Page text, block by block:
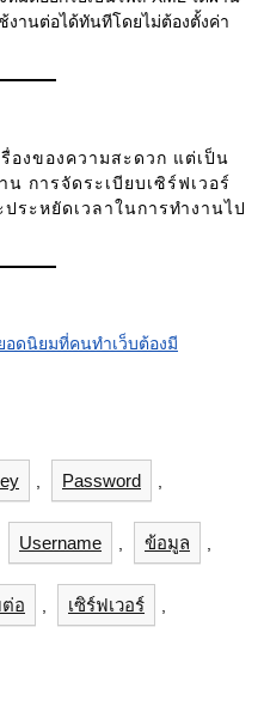
งานต่อได้ทันทีโดยไม่ต้องตั้งค่า
องของความสะดวก แต่เป็น
น การจัดระเบียบเซิร์ฟเวอร์
ระหยัดเวลาในการทำงานไป
อดนิยมที่คนทำเว็บต้องมี
Password
Username ข้อมูล
ต่อ เซิร์ฟเวอร์